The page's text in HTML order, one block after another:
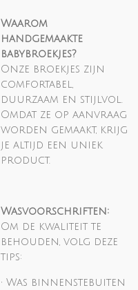
Waarom
handgemaakte
babybroekjes?
Onze broekjes zijn
comfortabel,
duurzaam en stijlvol.
Omdat ze op aanvraag
worden gemaakt, krijg
je altijd een uniek
product.
Wasvoorschriften:
Om de kwaliteit te
behouden, volg deze
tips:
• Was binnenstebuiten